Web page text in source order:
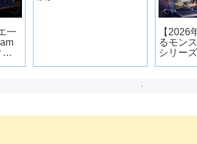
一
【2026
るモン
シリー